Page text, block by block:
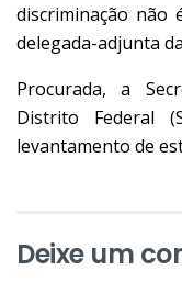
discriminação não
delegada-adjunta
Procurada, a
Distrito Federal
levantamento de
Deixe um